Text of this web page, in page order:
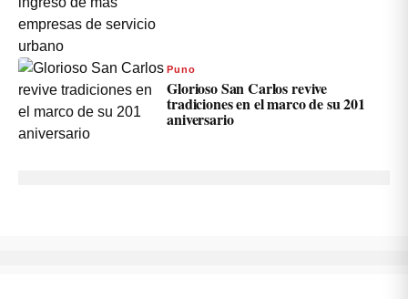
Puno
Glorioso San Carlos revive
tradiciones en el marco de su 201
aniversario